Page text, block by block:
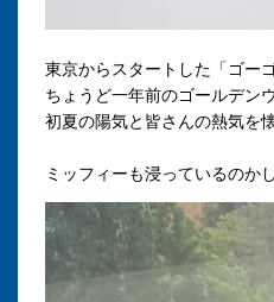
東京からスタートした「ゴー
ちょうど一年前のゴールデン
初夏の陽気と皆さんの熱気を
ミッフィーも浸っているのかし